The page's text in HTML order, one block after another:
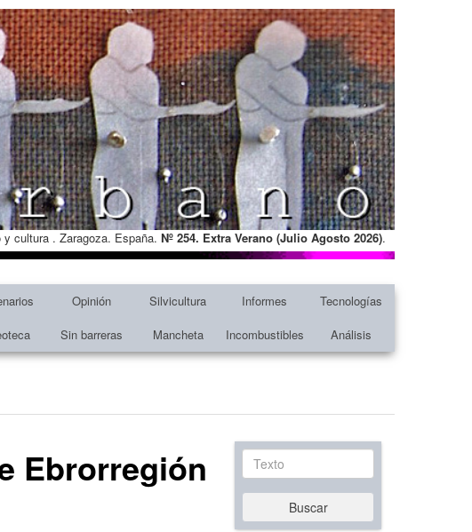
cultura . Zaragoza. España. Nº 254. Extra Verano (Julio Agosto 2026).
Opinión Silvicultura Informes
Tecnologías
Sin barreras Mancheta Incombustibles Análisis
Ebrorregión Texto
Buscar